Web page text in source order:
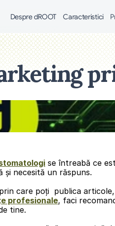
Despre dROOT Caracteristici
se întreabă ce
și necesită un răspuns.
care poți  publica
profesionale, faci
tine.